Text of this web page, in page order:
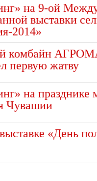
на 9-ой
выставки
2014»
комбайн
первую жатву
на празднике
Чувашии
«День